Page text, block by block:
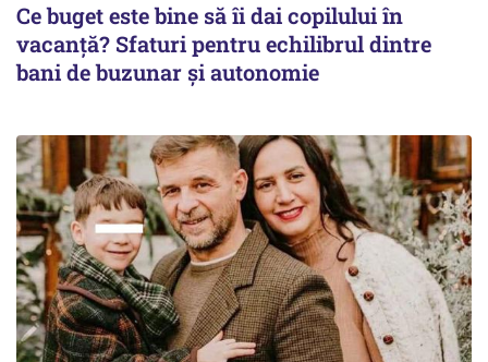
Ce buget este bine să îi dai copilului în
vacanță? Sfaturi pentru echilibrul dintre
bani de buzunar și autonomie